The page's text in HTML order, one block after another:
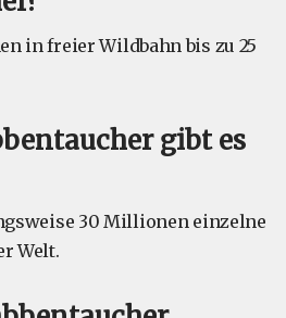
in freier Wildbahn bis zu 25
gibt es
30 Millionen einzelne
Welt.